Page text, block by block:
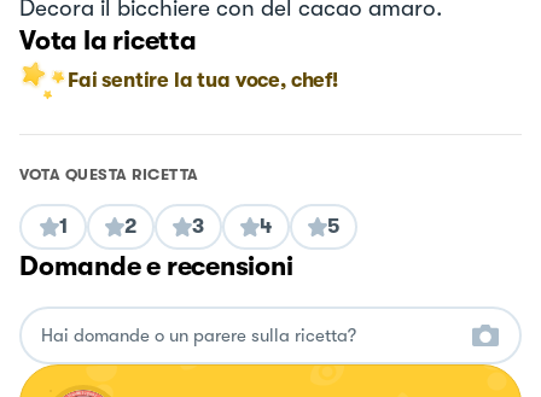
Decora il bicchiere con del cacao amaro.
Vota la ricetta
Fai sentire la tua voce, chef!
VOTA QUESTA RICETTA
1 2 3 4 5
Domande e recensioni